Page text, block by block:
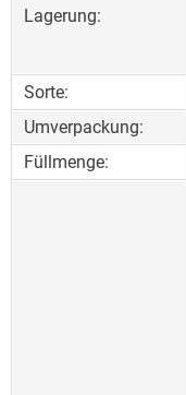
Lagerung:
Sorte:
Umverpackung:
Füllmenge: